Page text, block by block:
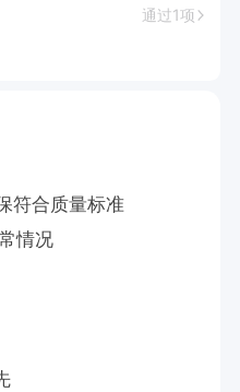
通过1项
符合质量标准
常情况